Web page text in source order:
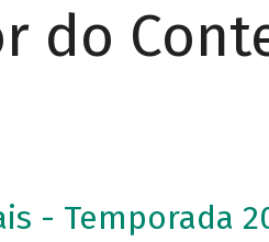
do
- Temporada